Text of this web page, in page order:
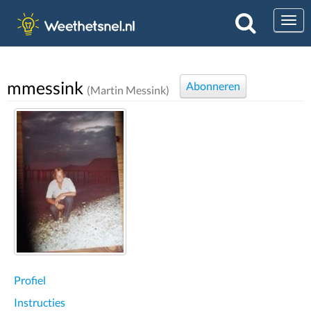
mmessink (Martin Messink) Abonneren
Profiel
Instructies